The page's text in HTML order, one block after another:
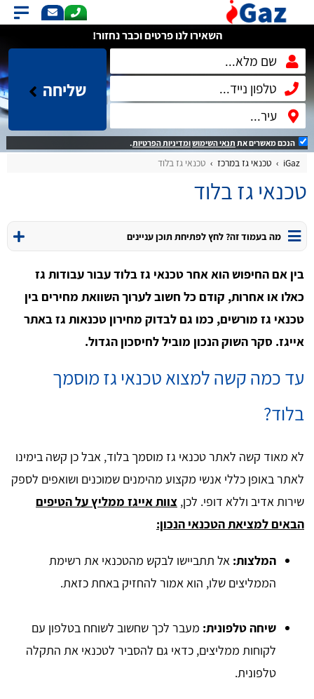
השאירו לנו פרטים וכבר נחזור!
שליחה
הנכם מאשרים את תנאי השימושומדיניות הפרטיות.
iGaz טכנאי גז במרכז טכנאי גז בלוד
טכנאי גז בלוד
מה בעמוד זה? לחץ לפתיחת תוכן עניינים
בין אם החיפוש הוא אחר טכנאי גז בלוד עבור עבודות גז
כאלו או אחרות, קודם כל חשוב לערוך השוואת מחירים בין
טכנאי גז מורשים, כמו גם לבדוק מחירון טכנאות גז באתר
אייגז. סקר השוק הנכון מוביל לחיסכון הגדול.
עד כמה קשה למצוא טכנאי גז מוסמך
בלוד?
לא מאוד קשה לאתר טכנאי גז מוסמך בלוד, אבל כן קשה בימינו
לאתר באופן כללי אנשי מקצוע מהימנים שמוכנים ושואפים לספק
שירות אדיב וללא דופי. לכן, צוות אייגז ממליץ על הטיפים
הבאים למציאת הטכנאי הנכון:
המלצות: אל תתביישו לבקש מהטכנאי את רשימת
הממליצים שלו, הוא אמור להחזיק באחת כזאת.
שיחה טלפונית: מעבר לכך שחשוב לשוחח בטלפון עם
לקוחות ממליצים, כדאי גם להסביר לטכנאי את התקלה
טלפונית.